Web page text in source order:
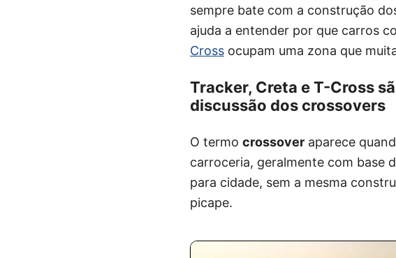
sempre bate com a construção
ajuda a entender por que carros
Cross ocupam uma zona que
Tracker, Creta e T-Cross
discussão dos crossovers
O termo crossover aparece
carroceria, geralmente com base
para cidade, sem a mesma
picape.